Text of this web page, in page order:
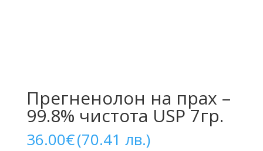
Прегненолон на прах –
99.8% чистота USP 7гр.
36.00€(70.41 лв.)